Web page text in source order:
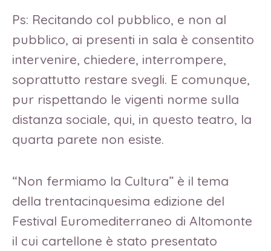
Ps: Recitando col pubblico, e non al
pubblico, ai presenti in sala è consentito
intervenire, chiedere, interrompere,
soprattutto restare svegli. E comunque,
pur rispettando le vigenti norme sulla
distanza sociale, qui, in questo teatro, la
quarta parete non esiste.
“Non fermiamo la Cultura” è il tema
della trentacinquesima edizione del
Festival Euromediterraneo di Altomonte
il cui cartellone è stato presentato